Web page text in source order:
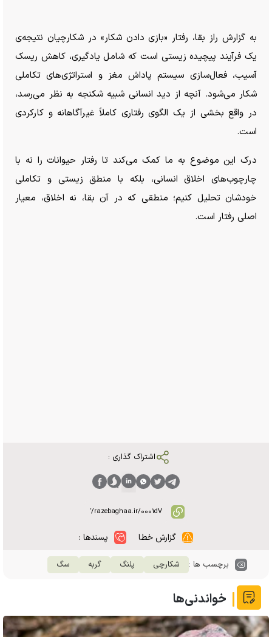
به گزارش راز بقا، رفتار «بازی دادن شکار» در شکارچیان نتیجه‌ی
یک فرآیند پیچیده زیستی است که شامل یادگیری، کاهش ریسک
آسیب، فعال‌سازی سیستم پاداش مغز و استراتژی‌های تکاملی
شکار می‌شود. آنچه از دید انسانی شبیه شکنجه به نظر می‌رسد،
در واقع بخشی از یک الگوی رفتاری کاملاً غیرآگاهانه و کارکردی
است.
درک این موضوع به ما کمک می‌کند تا رفتار حیوانات را نه با
چارچوب‌های اخلاق انسانی، بلکه با منطق زیستی و تکاملی
خودشان تحلیل کنیم؛ منطقی که در آن بقا، نه اخلاق، معیار
اصلی رفتار است.
اشتراک گذاری :
گزارش خطا پسندها :
برچسب ها : شکارچی پلنگ گربه سگ
خواندنی‌ها